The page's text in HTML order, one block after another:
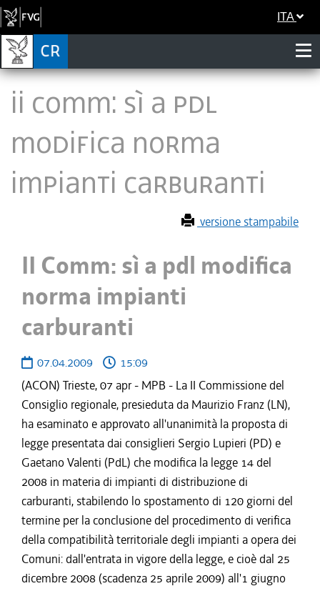
ITA
II Comm: sì a pdl
modifica norma
impianti carburanti
versione stampabile
II Comm: sì a pdl modifica
norma impianti
carburanti
07.04.2009
15:09
(ACON) Trieste, 07 apr - MPB - La II Commissione del
Consiglio regionale, presieduta da Maurizio Franz (LN),
ha esaminato e approvato all'unanimità la proposta di
legge presentata dai consiglieri Sergio Lupieri (PD) e
Gaetano Valenti (PdL) che modifica la legge 14 del
2008 in materia di impianti di distribuzione di
carburanti, stabilendo lo spostamento di 120 giorni del
termine per la conclusione del procedimento di verifica
della compatibilità territoriale degli impianti a opera dei
Comuni: dall'entrata in vigore della legge, e cioè dal 25
dicembre 2008 (scadenza 25 aprile 2009) all'1 giugno